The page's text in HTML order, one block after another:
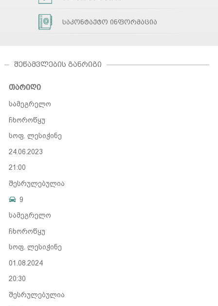
საკონტაქტო ინფორმაცია
ᲨᲔᲬᲐᲛᲕᲚᲔᲑᲘᲡ ᲒᲐᲜᲠᲘᲒᲘ
თარიღი
სამეგრელო
ჩხოროწყუ
სოფ. ლესიჭინე
24.06.2023
21:00
შესრულებულია
9
სამეგრელო
ჩხოროწყუ
სოფ. ლესიჭინე
01.08.2024
20:30
შესრულებულია